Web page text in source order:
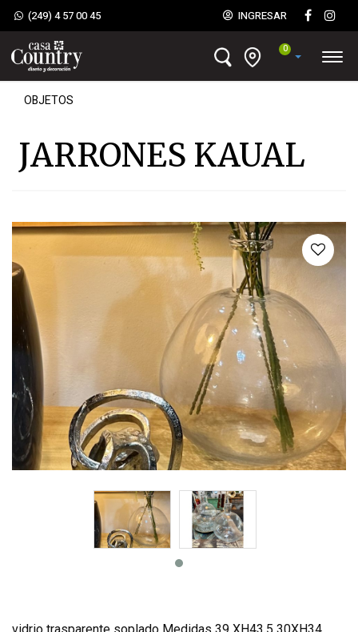
(249) 4 57 00 45 INGRESAR
0
OBJETOS
JARRONES KAUAL
vidrio trasparente soplado Medidas 39 XH43,5 30XH34